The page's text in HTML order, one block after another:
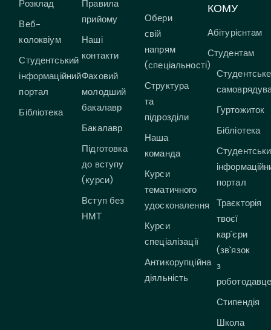
Розклад
Веб-
колоквіум
Студентський
інформаційний
портал
Бібліотека
Правила
прийому
Наші
контакти
Фаховий
молодший
бакалавр
Бакалавр
Підготовка
до вступу
(курси)
Вступ без
НМТ
Обери
свій
напрям
(спеціальності)
Структура
та
підрозділи
Наша
команда
Курси
тематичного
удосконалення
Курси
спеціалізації
Антикорупційна
діяльність
КОМУ
Абітурієнтам
Студентам
Студентське
Гуртожиток
Бібліотека
портал
Траєкторія
твоєї
кар`єри
(зв`язок
з
Стипендія
Школа